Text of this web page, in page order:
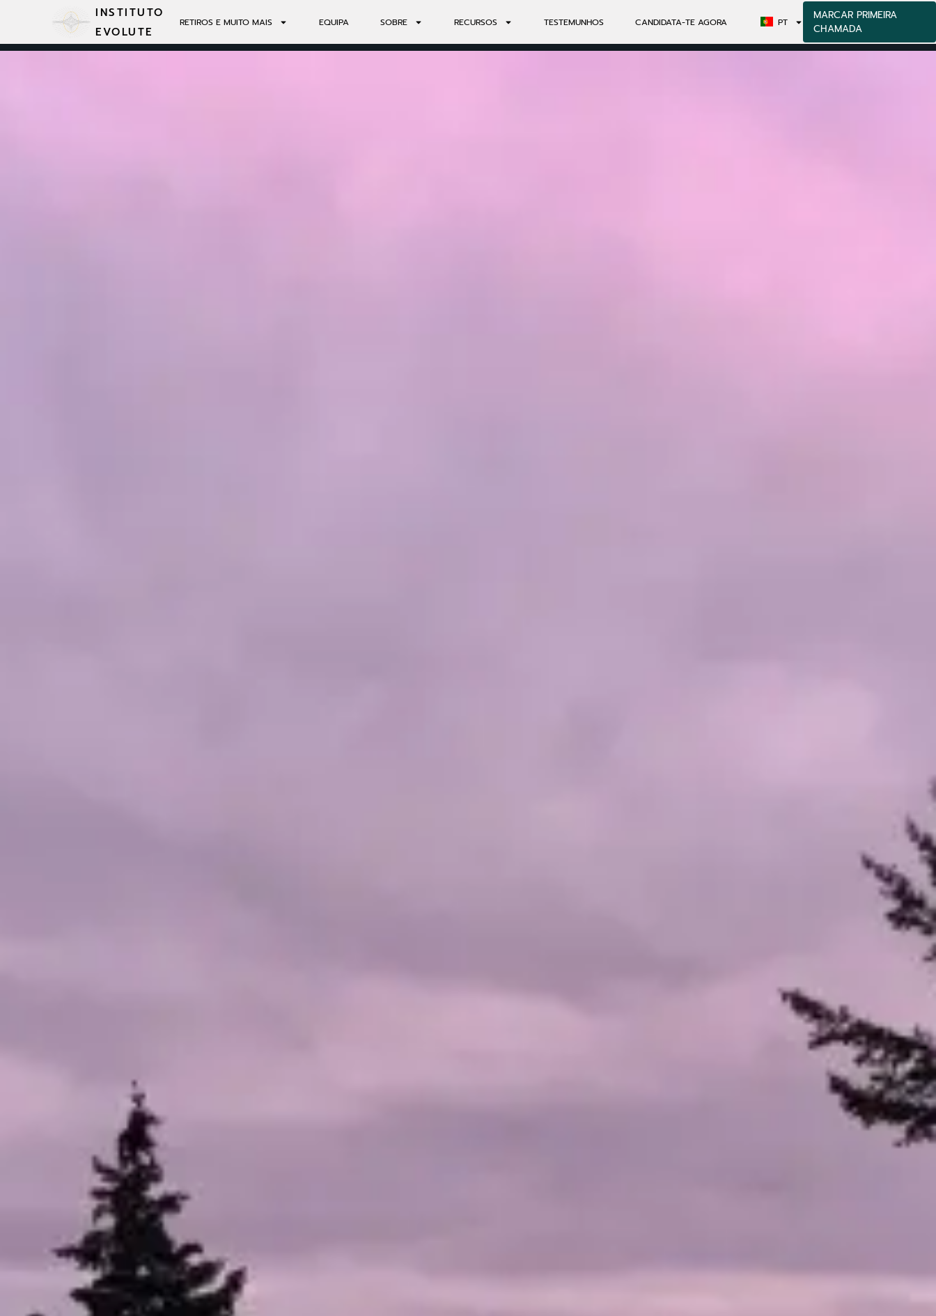
RETIROS E MUITO MAIS EQUIPA SOBRE RECURSOS TESTEMUNHOS CANDIDATA-TE AGORA PT
MARCAR PRIMEIRA
CHAMADA
INSTITUTO
EVOLUTE